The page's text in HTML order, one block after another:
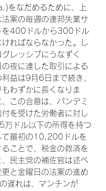
をなだめるために、上
法案の毎週の連邦失業サ
を400ドルから300ドル
ければならなかった。し
レッシブにうなずく
の夜に達した取引による
利益は9月6日まで続き、
もわずかに長くなりま
この合意は、パンデミ
付を受けた労働者に対し
万ドル以下の所得を持つ
て最初の10,200ドルを
ることで、税金の救済を
、民主党の補佐官は述べ
更と金曜日の法案の進め
遅れは、マンチンが